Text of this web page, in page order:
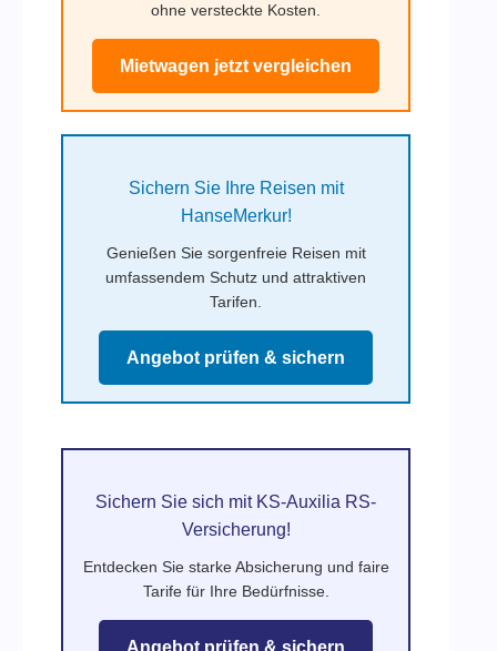
ohne versteckte Kosten.
Mietwagen jetzt vergleichen
Sichern Sie Ihre Reisen mit
HanseMerkur!
Genießen Sie sorgenfreie Reisen mit
umfassendem Schutz und attraktiven
Tarifen.
Angebot prüfen & sichern
Sichern Sie sich mit KS-Auxilia RS-
Versicherung!
Entdecken Sie starke Absicherung und faire
Tarife für Ihre Bedürfnisse.